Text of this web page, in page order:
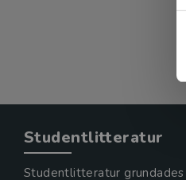
Studentlitteratur
Studentlitteratur